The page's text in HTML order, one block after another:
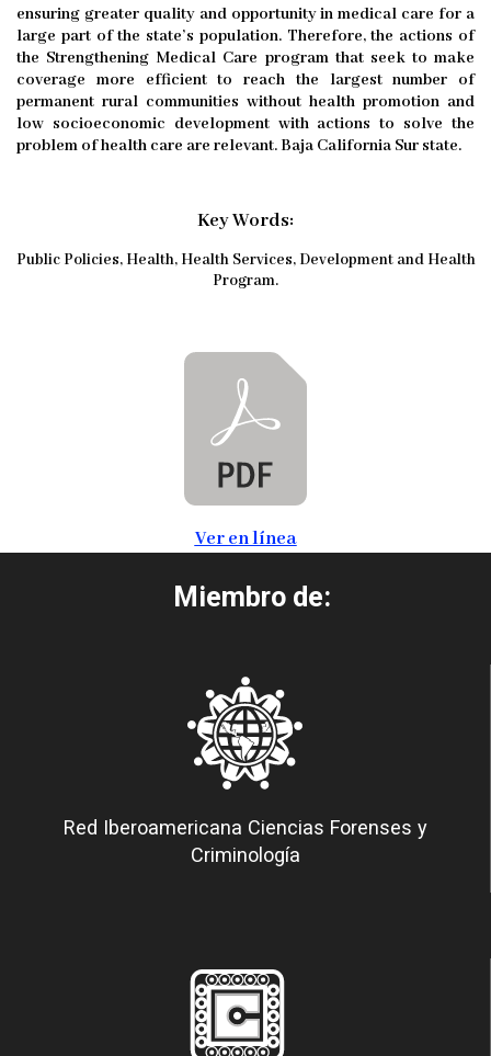
ensuring greater quality and opportunity in medical care for a
large part of the state’s population. Therefore, the actions of
the Strengthening Medical Care program that seek to make
coverage more efficient to reach the largest number of
permanent rural communities without health promotion and
low socioeconomic development with actions to solve the
problem of health care are relevant. Baja California Sur state.
Key Words:
Public Policies, Health, Health Services, Development and Health
Program.
Ver en línea
Miembro de:
Red Iberoamericana Ciencias Forenses y
Criminología